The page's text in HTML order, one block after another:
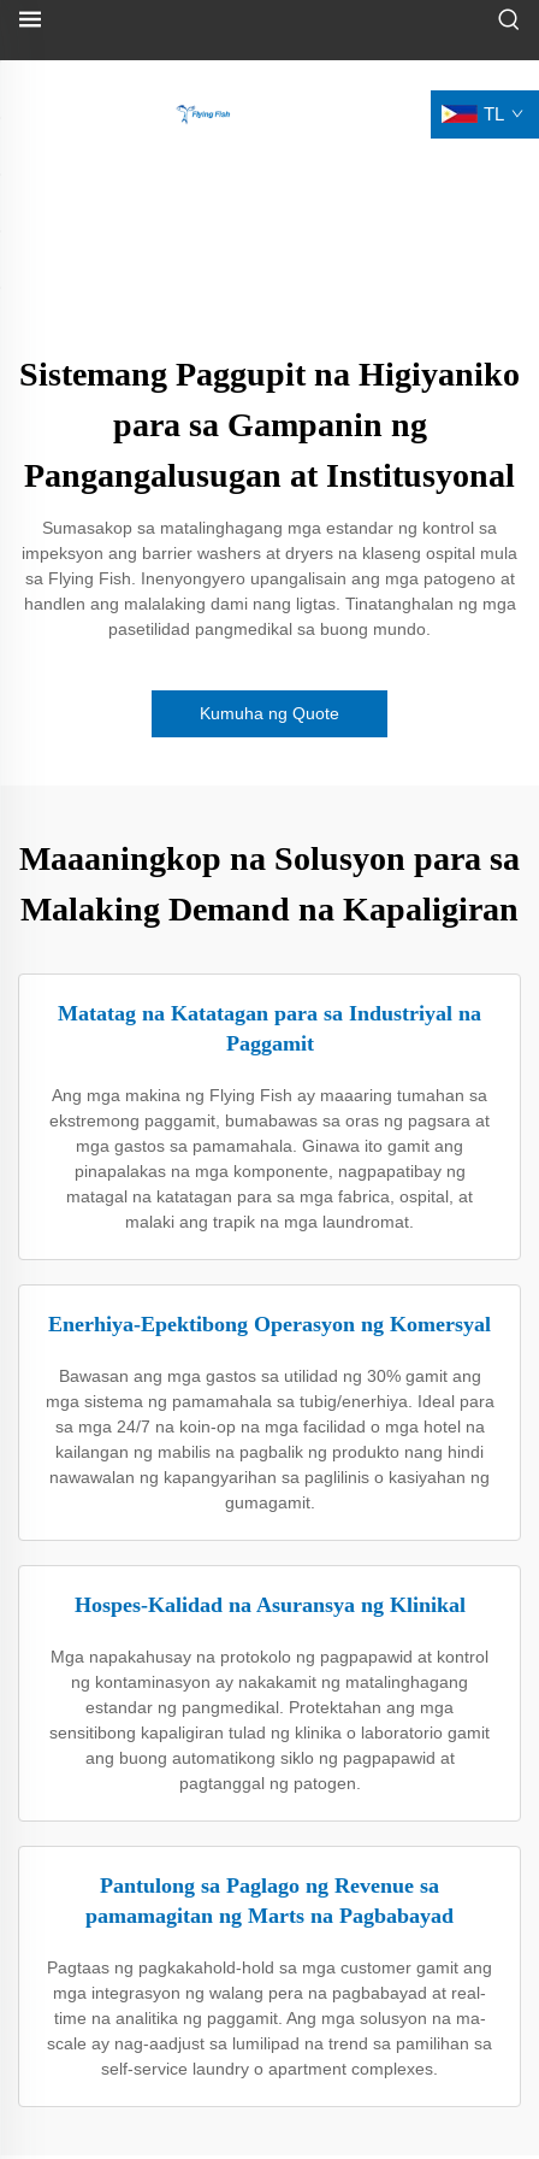
TL
Sistemang Paggupit na Higiyaniko
para sa Gampanin ng
Pangangalusugan at Institusyonal
Sumasakop sa matalinghagang mga estandar ng kontrol sa
impeksyon ang barrier washers at dryers na klaseng ospital mula
sa Flying Fish. Inenyongyero upangalisain ang mga patogeno at
handlen ang malalaking dami nang ligtas. Tinatanghalan ng mga
pasetilidad pangmedikal sa buong mundo.
Kumuha ng Quote
Maaaningkop na Solusyon para sa
Malaking Demand na Kapaligiran
Matatag na Katatagan para sa Industriyal na
Paggamit
Ang mga makina ng Flying Fish ay maaaring tumahan sa
ekstremong paggamit, bumabawas sa oras ng pagsara at
mga gastos sa pamamahala. Ginawa ito gamit ang
pinapalakas na mga komponente, nagpapatibay ng
matagal na katatagan para sa mga fabrica, ospital, at
malaki ang trapik na mga laundromat.
Enerhiya-Epektibong Operasyon ng Komersyal
Bawasan ang mga gastos sa utilidad ng 30% gamit ang
mga sistema ng pamamahala sa tubig/enerhiya. Ideal para
sa mga 24/7 na koin-op na mga facilidad o mga hotel na
kailangan ng mabilis na pagbalik ng produkto nang hindi
nawawalan ng kapangyarihan sa paglilinis o kasiyahan ng
gumagamit.
Hospes-Kalidad na Asuransya ng Klinikal
Mga napakahusay na protokolo ng pagpapawid at kontrol
ng kontaminasyon ay nakakamit ng matalinghagang
estandar ng pangmedikal. Protektahan ang mga
sensitibong kapaligiran tulad ng klinika o laboratorio gamit
ang buong automatikong siklo ng pagpapawid at
pagtanggal ng patogen.
Pantulong sa Paglago ng Revenue sa
pamamagitan ng Marts na Pagbabayad
Pagtaas ng pagkakahold-hold sa mga customer gamit ang
mga integrasyon ng walang pera na pagbabayad at real-
time na analitika ng paggamit. Ang mga solusyon na ma-
scale ay nag-aadjust sa lumilipad na trend sa pamilihan sa
self-service laundry o apartment complexes.